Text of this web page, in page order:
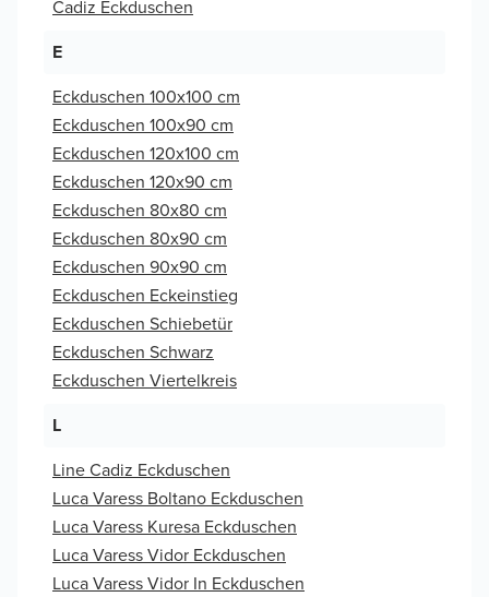
Cadiz Eckduschen
E
Eckduschen 100x100 cm
Eckduschen 100x90 cm
Eckduschen 120x100 cm
Eckduschen 120x90 cm
Eckduschen 80x80 cm
Eckduschen 80x90 cm
Eckduschen 90x90 cm
Eckduschen Eckeinstieg
Eckduschen Schiebetür
Eckduschen Schwarz
Eckduschen Viertelkreis
L
Line Cadiz Eckduschen
Luca Varess Boltano Eckduschen
Luca Varess Kuresa Eckduschen
Luca Varess Vidor Eckduschen
Luca Varess Vidor In Eckduschen